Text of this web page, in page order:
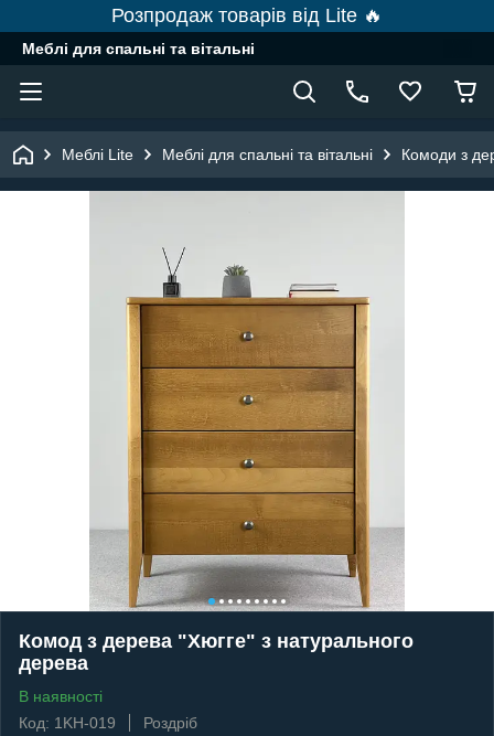
Розпродаж товарів від Lite 🔥
Меблі для спальні та вітальні
Меблі Lite Меблі для спальні та вітальні Комоди з
Комод з дерева "Хюгге" з натурального
дерева
В наявності
Код: 1KH-019
Роздріб